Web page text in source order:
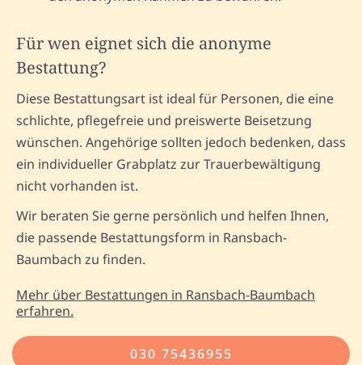
Für wen eignet sich die anonyme
Bestattung?
Diese Bestattungsart ist ideal für Personen, die eine
schlichte, pflegefreie und preiswerte Beisetzung
wünschen. Angehörige sollten jedoch bedenken, dass
ein individueller Grabplatz zur Trauerbewältigung
nicht vorhanden ist.
Wir beraten Sie gerne persönlich und helfen Ihnen,
die passende Bestattungsform in Ransbach-
Baumbach zu finden.
Mehr über Bestattungen in Ransbach-Baumbach
erfahren.
030 75436955